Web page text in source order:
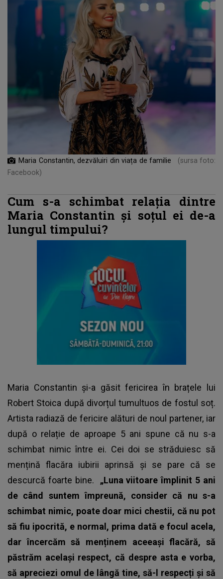
Maria Constantin, dezvăluiri din viața de familie
(sursa foto:
Facebook)
Cum s-a schimbat relația dintre
Maria Constantin și soțul ei de-a
lungul timpului?
Maria Constantin și-a găsit fericirea în brațele lui
Robert Stoica după divorțul tumultuos de fostul soț.
Artista radiază de fericire alături de noul partener, iar
după o relație de aproape 5 ani spune că nu s-a
schimbat nimic între ei. Cei doi se străduiesc să
mențină flacăra iubirii aprinsă și se pare că se
descurcă foarte bine. „Luna viitoare împlinit 5 ani
de când suntem împreună, consider că nu s-a
schimbat nimic, poate doar mici chestii, că nu pot
să fiu ipocrită, e normal, prima dată e focul acela,
dar încercăm să menținem aceeași flacără, să
păstrăm același respect, că despre asta e vorba,
să apreciezi omul de lângă tine, să-l respecți și să